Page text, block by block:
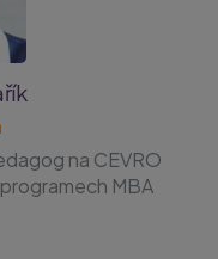
na CEVRO
MBA